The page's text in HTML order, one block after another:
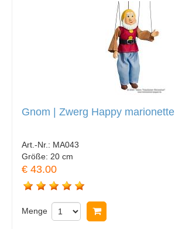
Gnom | Zwerg Happy marionette
Art.-Nr.: MA043
Größe: 20 cm
€ 43.00
Menge